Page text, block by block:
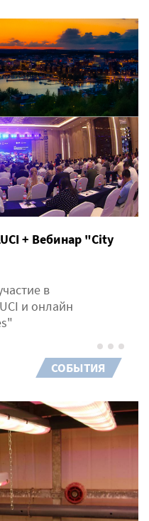
+ Вебинар "City
в
и онлайн
СОБЫТИЯ